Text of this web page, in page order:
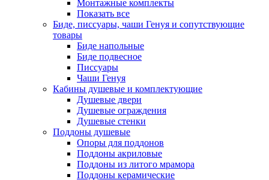
Монтажные комплекты
Показать все
Биде, писсуары, чаши Генуя и сопутствующие
товары
Биде напольные
Биде подвесное
Писсуары
Чаши Генуя
Кабины душевые и комплектующие
Душевые двери
Душевые ограждения
Душевые стенки
Поддоны душевые
Опоры для поддонов
Поддоны акриловые
Поддоны из литого мрамора
Поддоны керамические